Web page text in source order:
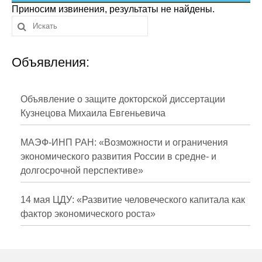
Сотрудники
Отчетность
Противодействие коррупции
Публикации
Научная жизнь
Издания
Проблемы прогнозирования
О журнале
Приносим извинения, результаты не найдены.
Объявления:
Объявление о защите докторской диссертации
Кузнецова Михаила Евгеньевича
МАЭФ-ИНП РАН: «Возможности и ограничения
экономического развития России в средне- и
долгосрочной перспективе»
14 мая ЦДУ: «Развитие человеческого капитала как
фактор экономического роста»